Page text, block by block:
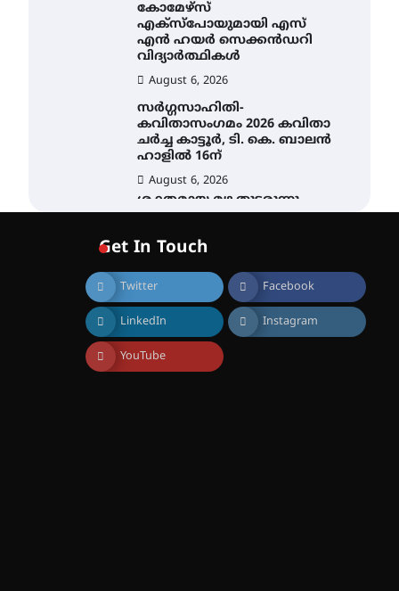
കോമേഴ്സ്
എക്സ്പോയുമായി എസ്
എൻ ഹയർ സെക്കൻഡറി
വിദ്യാർത്ഥികൾ
August 6, 2026
സർഗ്ഗസാഹിതി-
കവിതാസംഗമം 2026 കവിതാ
ചർച്ച കാട്ടൂർ, ടി. കെ. ബാലൻ
ഹാളിൽ 16ന്
August 6, 2026
ശക്തമായ മഴ തുടരുന്നു –
തൃശൂർ ജില്ലയിൽ എല്ലാ
സ്ഥാപനങ്ങൾക്കും
August 7, 2026
എം.ജി. യൂണിവേഴ്‌സിറ്റിയിൽ
നിന്ന് ഇംഗ്ളീഷ്
സാഹിത്യത്തിൽ ഡോക്ടറേറ്റ്
നേടിയ എൻ. ആര്യ
Get In Touch
Twitter Facebook
LinkedIn Instagram
YouTube